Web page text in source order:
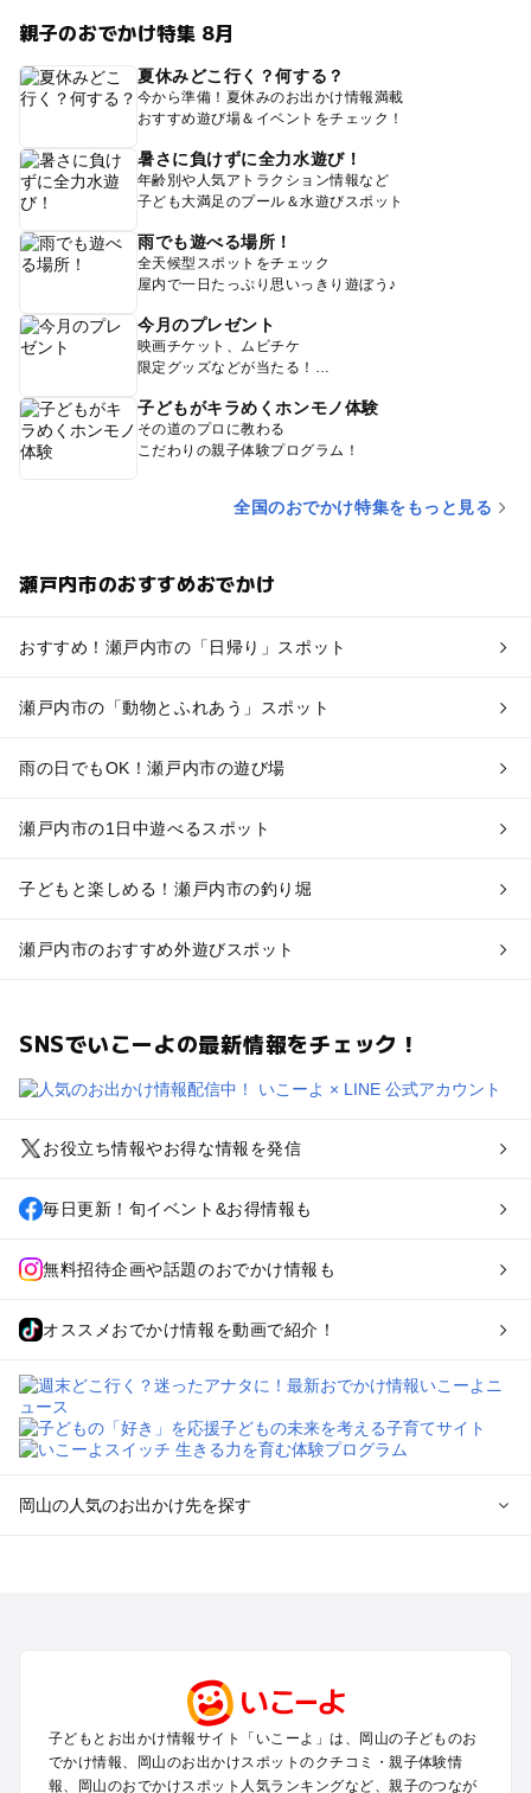
親子のおでかけ特集 8月
夏休みどこ行く？何する？
今から準備！夏休みのお出かけ情報満載
おすすめ遊び場＆イベントをチェック！
暑さに負けずに全力水遊び！
年齢別や人気アトラクション情報など
子ども大満足のプール＆水遊びスポット
雨でも遊べる場所！
全天候型スポットをチェック
屋内で一日たっぷり思いっきり遊ぼう♪
今月のプレゼント
映画チケット、ムビチケ
限定グッズなどが当たる！
子どもがキラめくホンモノ体験
その道のプロに教わる
こだわりの親子体験プログラム！
全国のおでかけ特集をもっと見る
瀬戸内市のおすすめおでかけ
おすすめ！瀬戸内市の「日帰り」スポット
瀬戸内市の「動物とふれあう」スポット
雨の日でもOK！瀬戸内市の遊び場
瀬戸内市の1日中遊べるスポット
子どもと楽しめる！瀬戸内市の釣り堀
瀬戸内市のおすすめ外遊びスポット
SNSでいこーよの最新情報をチェック！
お役立ち情報やお得な情報を発信
毎日更新！旬イベント&お得情報も
無料招待企画や話題のおでかけ情報も
オススメおでかけ情報を動画で紹介！
岡山の人気のお出かけ先を探す
高梁・新見・吉備高原のプールお出かけ
岡山の定番お出かけスポット
岡山の遊園地
子どもとお出かけ情報サイト「いこーよ」は、岡山の子どものお
でかけ情報、岡山のお出かけスポットのクチコミ・親子体験情
報、岡山のおでかけスポット人気ランキングなど、親子のつなが